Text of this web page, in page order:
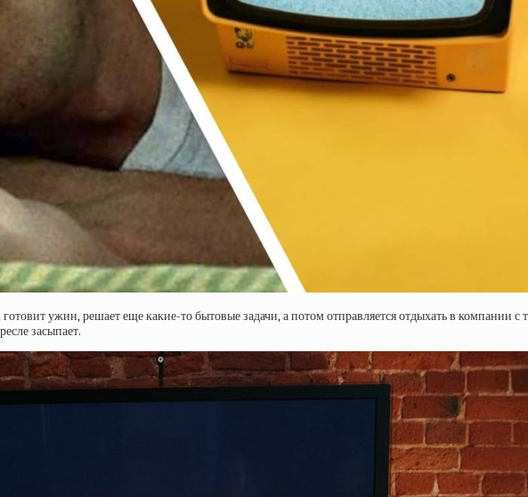
ужин, решает еще какие-то бытовые задачи, а потом отправляется отдыхать в компании
засыпает.